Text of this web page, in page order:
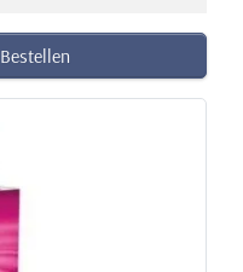
Bestellen